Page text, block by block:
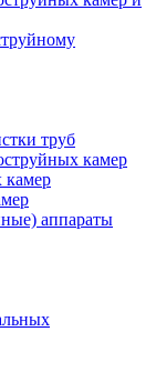
труб
камер
камер
аппараты